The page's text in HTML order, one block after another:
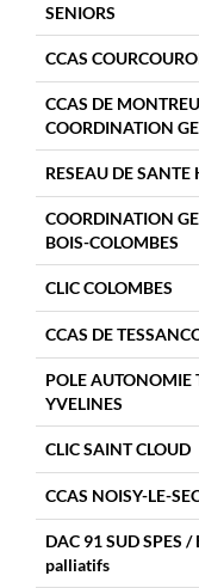
SENIORS
CCAS
CCAS DE
COORDINATION
RESEAU DE SANTE
COORDINATION
BOIS-COLOMBES
CLIC COLOMBES
CCAS DE
POLE AUTONOMIE
YVELINES
CLIC SAINT CLOUD
CCAS NOISY-LE-
DAC 91 SUD SPES
palliatifs